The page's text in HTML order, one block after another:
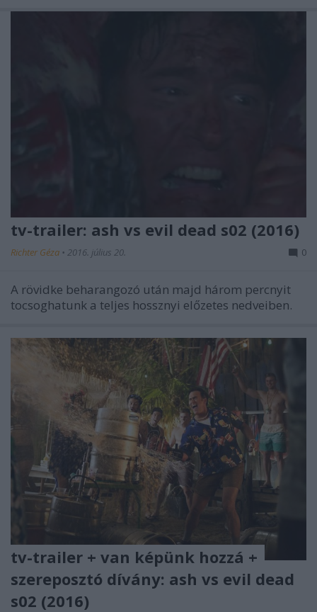
tv-trailer: ash vs evil dead s02 (2016)
Richter Géza • 2016. július 20. 0
A rövidke beharangozó után majd három percnyit
tocsoghatunk a teljes hossznyi előzetes nedveiben.
tv-trailer + van képünk hozzá +
szereposztó dívány: ash vs evil dead
s02 (2016)